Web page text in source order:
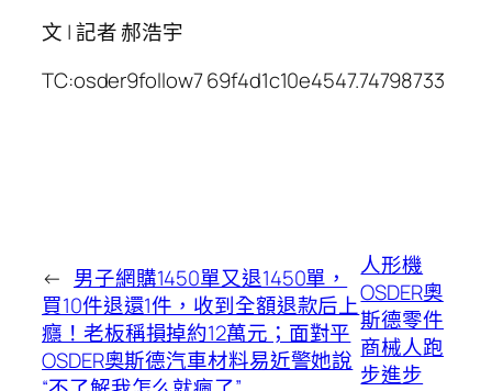
文 | 記者 郝浩宇
TC:osder9follow7 69f4d1c10e4547.74798733
← 男子網購1450單又退1450單，
買10件退還1件，收到全額退款后上
癮！老板稱損掉約12萬元；面對平
OSDER奧斯德汽車材料易近警她說
人形機
OSDER奧
斯德零件
商械人跑
步進步